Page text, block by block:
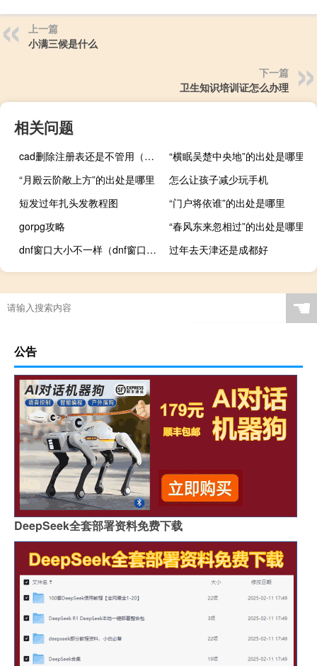
上一篇
小满三候是什么
下一篇
卫生知识培训证怎么办理
相关问题
cad删除注册表还是不管用（cad删除注册表）
“横眠吴楚中央地”的出处是哪里
“月殿云阶敞上方”的出处是哪里
怎么让孩子减少玩手机
短发过年扎头发教程图
“门户将依谁”的出处是哪里
gorpg攻略
“春风东来忽相过”的出处是哪里
dnf窗口大小不一样（dnf窗口大小）
过年去天津还是成都好
☚
公告
DeepSeek全套部署资料免费下载